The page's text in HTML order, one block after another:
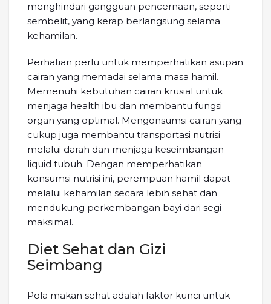
menghindari gangguan pencernaan, seperti
sembelit, yang kerap berlangsung selama
kehamilan.
Perhatian perlu untuk memperhatikan asupan
cairan yang memadai selama masa hamil.
Memenuhi kebutuhan cairan krusial untuk
menjaga health ibu dan membantu fungsi
organ yang optimal. Mengonsumsi cairan yang
cukup juga membantu transportasi nutrisi
melalui darah dan menjaga keseimbangan
liquid tubuh. Dengan memperhatikan
konsumsi nutrisi ini, perempuan hamil dapat
melalui kehamilan secara lebih sehat dan
mendukung perkembangan bayi dari segi
maksimal.
Diet Sehat dan Gizi
Seimbang
Pola makan sehat adalah faktor kunci untuk